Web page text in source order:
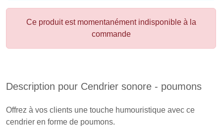
Ce produit est momentanément indisponible à la
commande
Description pour Cendrier sonore - poumons
Offrez à vos clients une touche humouristique avec ce
cendrier en forme de poumons.